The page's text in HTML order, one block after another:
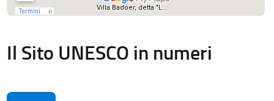
Il Sito UNESCO in numeri